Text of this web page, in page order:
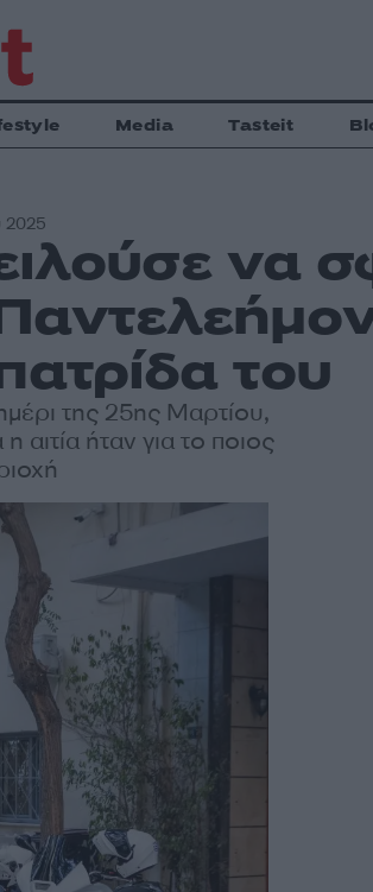
Media Tasteit
2025
να
του
της 25ης Μαρτίου,
αιτία ήταν για το ποιος